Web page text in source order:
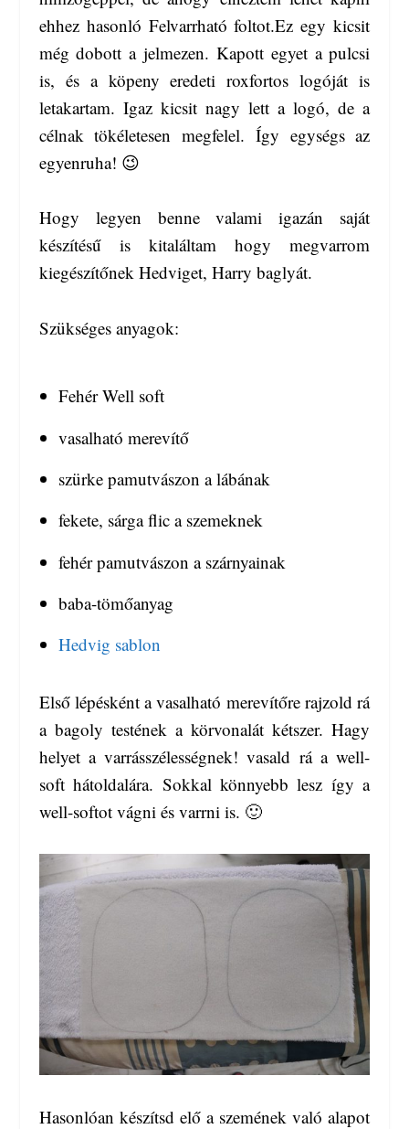
ehhez hasonló Felvarrható foltot.Ez egy kicsit
még dobott a jelmezen. Kapott egyet a pulcsi
is, és a köpeny eredeti roxfortos logóját is
letakartam. Igaz kicsit nagy lett a logó, de a
célnak tökéletesen megfelel. Így egységs az
egyenruha! 😉
Hogy legyen benne valami igazán saját
készítésű is kitaláltam hogy megvarrom
kiegészítőnek Hedviget, Harry baglyát.
Szükséges anyagok:
Fehér Well soft
vasalható merevítő
szürke pamutvászon a lábának
fekete, sárga flic a szemeknek
fehér pamutvászon a szárnyainak
baba-tömőanyag
Hedvig sablon
Első lépésként a vasalható merevítőre rajzold rá
a bagoly testének a körvonalát kétszer. Hagy
helyet a varrásszélességnek! vasald rá a well-
soft hátoldalára. Sokkal könnyebb lesz így a
well-softot vágni és varrni is. 🙂
Hasonlóan készítsd elő a szemének való alapot